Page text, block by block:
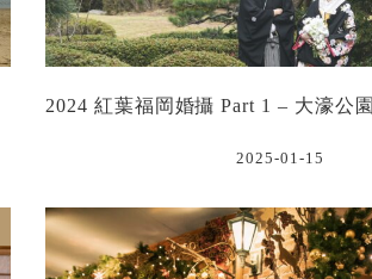
2024 紅葉福岡婚攝 Part 1 – 大濠公園
2025-01-15